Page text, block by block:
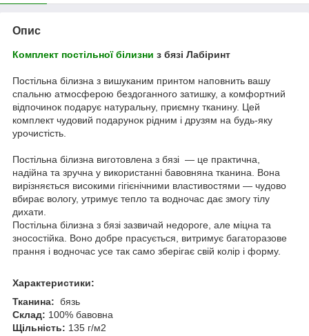
Опис
Комплект постільної білизни з бязі Лабіринт
Постільна білизна з вишуканим принтом наповнить вашу
спальню атмосферою бездоганного затишку, а комфортний
відпочинок подарує натуральну, приємну тканину. Цей
комплект чудовий подарунок рідним і друзям на будь-яку
урочистість.
Постільна білизна виготовлена з бязі — це практична,
надійна та зручна у використанні бавовняна тканина. Вона
вирізняється високими гігієнічними властивостями — чудово
вбирає вологу, утримує тепло та водночас дає змогу тілу
дихати.
Постільна білизна з бязі зазвичай недороге, але міцна та
зносостійка. Воно добре прасується, витримує багаторазове
прання і водночас усе так само зберігає свій колір і форму.
Характеристики:
Тканина: бязь
Склад: 100% бавовна
Щільність: 135 г/м2